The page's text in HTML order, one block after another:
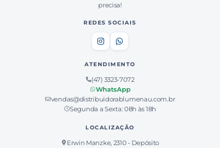
precisa!
REDES SOCIAIS
ATENDIMENTO
(47) 3323-7072
WhatsApp
vendas@distribuidorablumenau.com.br
Segunda a Sexta: 08h às 18h
LOCALIZAÇÃO
Erwin Manzke, 2310 - Depósito